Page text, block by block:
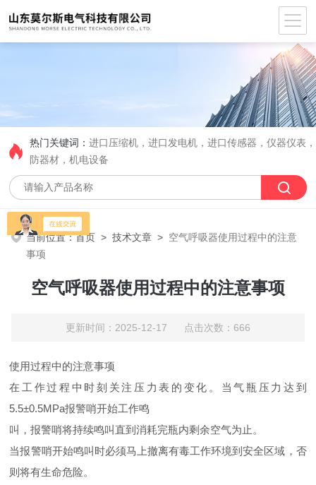
热门关键词：进口压缩机，进口发电机，进口传感器，仪器仪表
防器材，机电设备
当前位置：首页 >技术文章 > 空气呼吸器使用过程中的注意
事项
空气呼吸器使用过程中的注意事项
更新时间：2025-12-17 点击次数：666
使用过程中的注意事项
在工作过程中时刻关注压力表的变化。当气瓶压力达到
5.5±0.5MPa报警哨开始工作鸣
叫，报警哨将持续鸣叫直到消耗完瓶内剩余空气为止。
当报警哨开始鸣叫时必须马上撤离有毒工作环境到安全区域，否
则将有生命危险。